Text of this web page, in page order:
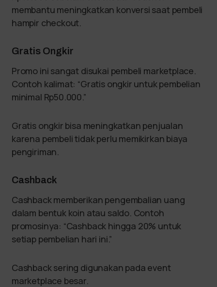
membantu meningkatkan konversi saat pembeli
hampir checkout.
Gratis Ongkir
Promo ini sangat disukai pembeli marketplace.
Contoh kalimat: “Gratis ongkir untuk pembelian
minimal Rp50.000.”
Gratis ongkir bisa meningkatkan penjualan
karena pembeli tidak perlu memikirkan biaya
pengiriman.
Cashback
Cashback memberikan pengembalian uang
dalam bentuk koin atau saldo. Contoh
promosinya: “Cashback hingga 20% untuk
setiap pembelian hari ini.”
Cashback sering digunakan pada event
marketplace besar.